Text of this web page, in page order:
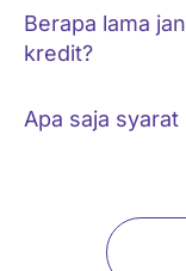
Berapa lama
kredit?
Apa saja